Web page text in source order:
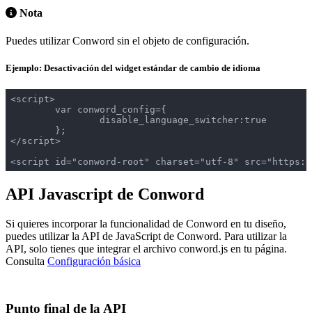
Nota
Puedes utilizar Conword sin el objeto de configuración.
Ejemplo: Desactivación del widget estándar de cambio de idioma
<script>
</script>
<script id="conword-root" charset="utf-8"
API Javascript de Conword
Si quieres incorporar la funcionalidad de Conword en tu diseño,
puedes utilizar la API de JavaScript de Conword. Para utilizar la
API, solo tienes que integrar el archivo conword.js en tu página.
Consulta Configuración básica
Punto final de la API